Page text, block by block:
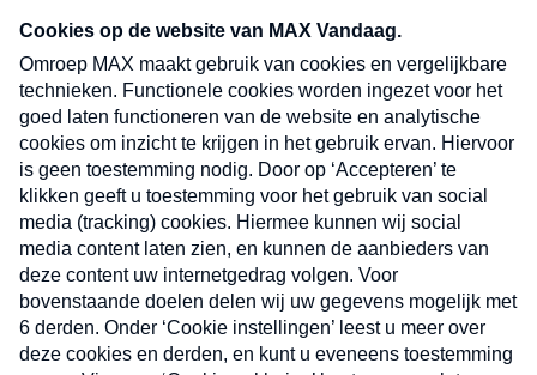
nieuwsbrief. Elke vrijdag- en dinsdagochtend in
uw mailbox.
Verzend
Nieuwsbrief